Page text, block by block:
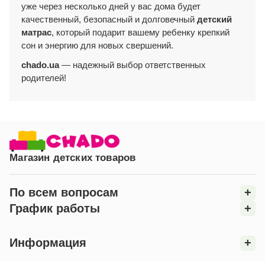
уже через несколько дней у вас дома будет
качественный, безопасный и долговечный детский
матрас, который подарит вашему ребенку крепкий
сон и энергию для новых свершений.
chado.ua— надежный выбор ответственных
родителей!
Магазин детских товаров
По всем вопросам
+
График работы
+
Информация +